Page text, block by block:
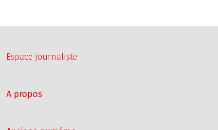
Espace journaliste
A propos